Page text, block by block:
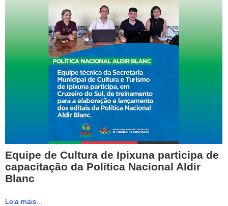
Equipe de Cultura de Ipixuna participa de
capacitação da Política Nacional Aldir
Blanc
Leia mais...